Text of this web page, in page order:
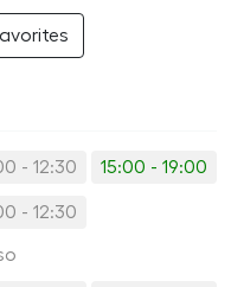
- 12:30 15:00 - 19:00
- 12:30